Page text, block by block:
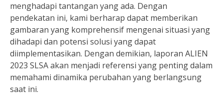
menghadapi tantangan yang ada. Dengan
pendekatan ini, kami berharap dapat memberikan
gambaran yang komprehensif mengenai situasi yang
dihadapi dan potensi solusi yang dapat
diimplementasikan. Dengan demikian, laporan ALIEN
2023 SLSA akan menjadi referensi yang penting dalam
memahami dinamika perubahan yang berlangsung
saat ini.